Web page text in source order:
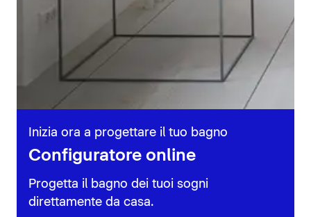
Inizia ora a progettare il tuo bagno
Configuratore online
Progetta il bagno dei tuoi sogni
direttamente da casa.